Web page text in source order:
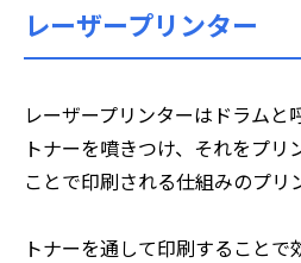
レーザープリンター
レーザープリンターはドラムと
トナーを噴きつけ、それをプリ
ことで印刷される仕組みのプリ
トナーを通して印刷することで